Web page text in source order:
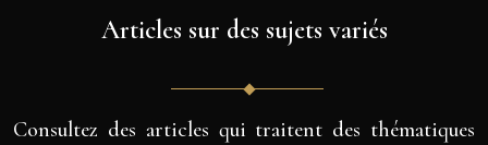
Articles sur des sujets variés
Consultez des articles qui traitent des thématiques